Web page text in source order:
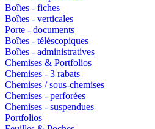
Boîtes - fiches
Boîtes - verticales
Porte - documents
Boîtes - téléscopiques
Boîtes - administratives
Chemises & Portfolios
Chemises - 3 rabats
Chemises / sous-chemises
Chemises - perforées
Chemises - suspendues
Portfolios